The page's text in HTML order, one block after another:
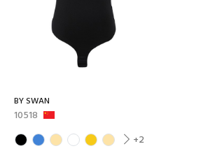
BY SWAN
10518
+2